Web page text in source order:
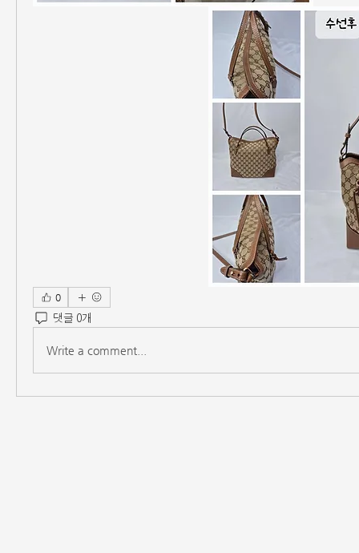
0
댓글 0개
Write a comment...